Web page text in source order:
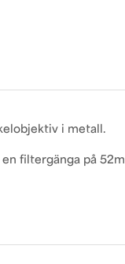
i metall.
en filtergänga på